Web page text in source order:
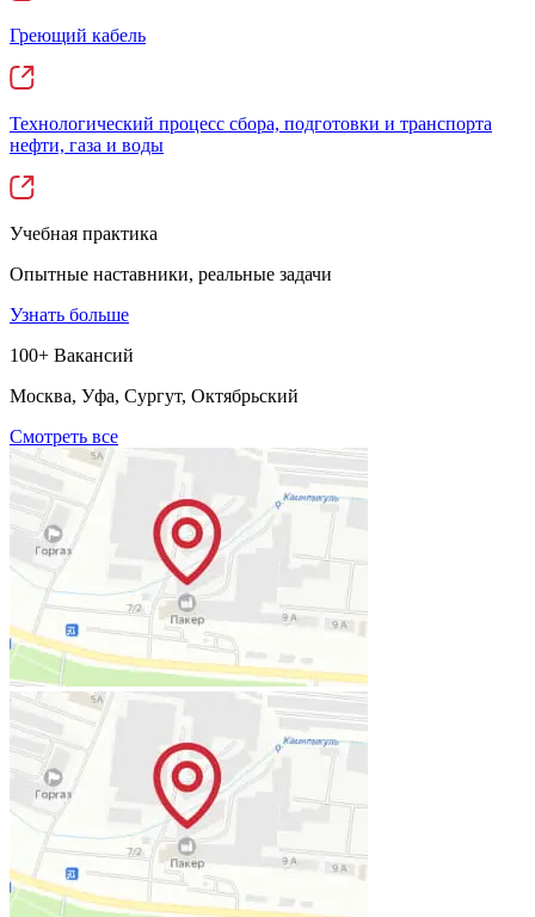
Греющий кабель
Технологический процесс сбора, подготовки и транспорта
нефти, газа и воды
Учебная практика
Опытные наставники, реальные задачи
Узнать больше
100+ Вакансий
Москва, Уфа, Сургут, Октябрьский
Смотреть все